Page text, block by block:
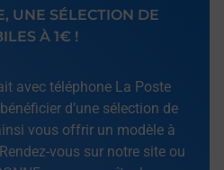
UNE SÉLECTION DE
À 1€ !
avec téléphone La Poste
d’une sélection de
vous offrir un modèle à
vous sur notre site ou